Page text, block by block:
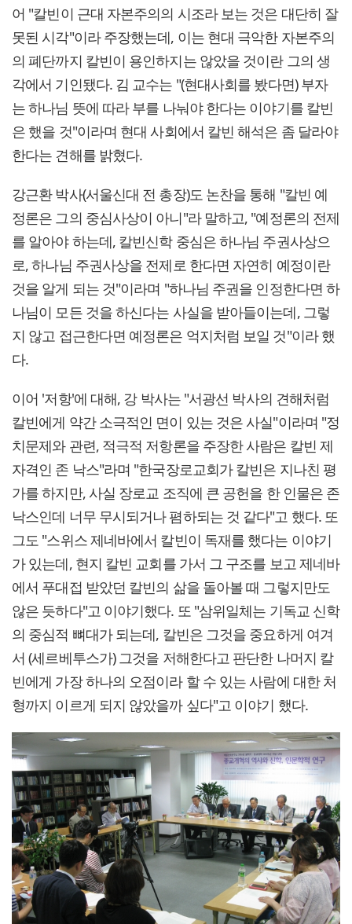
어 "칼빈이 근대 자본주의의 시조라 보는 것은 대단히 잘
못된 시각"이라 주장했는데, 이는 현대 극악한 자본주의
의 폐단까지 칼빈이 용인하지는 않았을 것이란 그의 생
각에서 기인됐다. 김 교수는 "(현대사회를 봤다면) 부자
는 하나님 뜻에 따라 부를 나눠야 한다는 이야기를 칼빈
은 했을 것"이라며 현대 사회에서 칼빈 해석은 좀 달라야
한다는 견해를 밝혔다.
강근환 박사(서울신대 전 총장)도 논찬을 통해 "칼빈 예
정론은 그의 중심사상이 아니"라 말하고, "예정론의 전제
를 알아야 하는데, 칼빈신학 중심은 하나님 주권사상으
로, 하나님 주권사상을 전제로 한다면 자연히 예정이란
것을 알게 되는 것"이라며 "하나님 주권을 인정한다면 하
나님이 모든 것을 하신다는 사실을 받아들이는데, 그렇
지 않고 접근한다면 예정론은 억지처럼 보일 것"이라 했
다.
이어 '저항'에 대해, 강 박사는 "서광선 박사의 견해처럼
칼빈에게 약간 소극적인 면이 있는 것은 사실"이라며 "정
치문제와 관련, 적극적 저항론을 주장한 사람은 칼빈 제
자격인 존 낙스"라며 "한국장로교회가 칼빈은 지나친 평
가를 하지만, 사실 장로교 조직에 큰 공헌을 한 인물은 존
낙스인데 너무 무시되거나 폄하되는 것 같다"고 했다. 또
그도 "스위스 제네바에서 칼빈이 독재를 했다는 이야기
가 있는데, 현지 칼빈 교회를 가서 그 구조를 보고 제네바
에서 푸대접 받았던 칼빈의 삶을 돌아볼 때 그렇지만도
않은 듯하다"고 이야기했다. 또 "삼위일체는 기독교 신학
의 중심적 뼈대가 되는데, 칼빈은 그것을 중요하게 여겨
서 (세르베투스가) 그것을 저해한다고 판단한 나머지 칼
빈에게 가장 하나의 오점이라 할 수 있는 사람에 대한 처
형까지 이르게 되지 않았을까 싶다"고 이야기 했다.